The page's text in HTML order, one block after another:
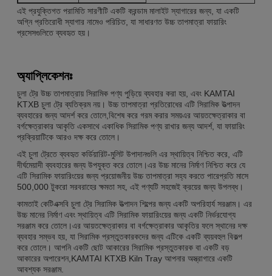
এই প্রযুক্তিগত পরামিতি সারণীটি একটি করন্ডাম মালাইট স্যাগারের জন্য, যা একটি
অগ্নি প্রতিরোধী স্যাগার নামেও পরিচিত, যা সাধারণত উচ্চ তাপমাত্রা ফায়ারিং
প্রসেসগুলিতে ব্যবহৃত হয়।
অ্যাপ্লিকেশনঃ
চুলা ট্রে উচ্চ তাপমাত্রায় সিরামিক পণ্য পুড়িয়ে ব্যবহার করা হয়, এবং KAMTAI
KTXB চুলা ট্রে ব্যতিক্রম নয়। উচ্চ তাপমাত্রা প্রতিরোধের এটি সিরামিক উত্পাদন
ব্যবহারের জন্য আদর্শ করে তোলে,বিশেষ করে গরম করার সময়এর আয়তক্ষেত্রাকার বা
বর্গক্ষেত্রাকার আকৃতি একসাথে একাধিক সিরামিক পণ্য রাখার জন্য আদর্শ, যা ফায়ারিং
প্রক্রিয়াটিকে আরও দক্ষ করে তোলে।
এই চুলা ট্রেতে ব্যবহৃত কর্ডিয়ারিট-মুলিট উপাদানগুলি এর স্থায়িত্ব নিশ্চিত করে, এটি
দীর্ঘমেয়াদী ব্যবহারের জন্য উপযুক্ত করে তোলে।এর উচ্চ মানের নির্মাণ নিশ্চিত করে যে
এটি সিরামিক ফায়ারিংয়ের জন্য প্রয়োজনীয় উচ্চ তাপমাত্রা সহ্য করতে পারেপ্রতি মাসে
500,000 টুকরো সরবরাহের ক্ষমতা সহ, এই পণ্যটি সহজেই ক্রয়ের জন্য উপলব্ধ।
কামতাই কেটিএক্সবি চুলা ট্রে সিরামিক উত্পাদন শিল্পের জন্য একটি অপরিহার্য সরঞ্জাম। এর
উচ্চ মানের নির্মাণ এবং স্থায়িত্ব এটি সিরামিক ফায়ারিংয়ের জন্য একটি নির্ভরযোগ্য
সরঞ্জাম করে তোলে।এর আয়তক্ষেত্রাকার বা বর্গক্ষেত্রাকার আকৃতির ফলে স্থানের দক্ষ
ব্যবহার সম্ভব হয়, যা সিরামিক প্রস্তুতকারকদের জন্য এটিকে একটি ব্যয়বহুল বিকল্প
করে তোলে। আপনি একটি ছোট আকারের সিরামিক প্রস্তুতকারক বা একটি বড়
আকারের অপারেশন,KAMTAI KTXB Kiln Tray আপনার অস্ত্রাগারে একটি
আবশ্যক সরঞ্জাম.